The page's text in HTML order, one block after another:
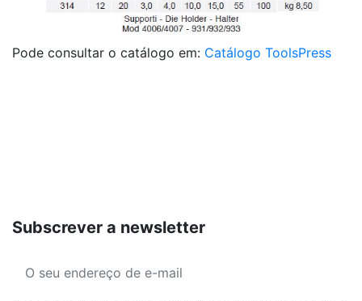
Pode consultar o catálogo em: Catálogo ToolsPress
Subscrever a newsletter